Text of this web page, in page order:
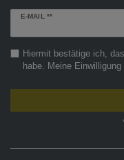
E-MAIL **
Newsletter
Hiermit bestätige ich,
habe. Meine